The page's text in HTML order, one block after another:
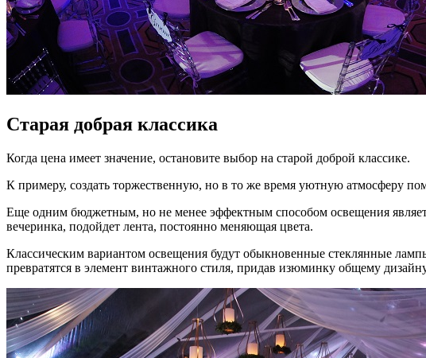
Старая добрая классика
Когда цена имеет значение, остановите выбор на старой доброй классике.
К примеру, создать торжественную, но в то же время уютную атмосферу
Еще одним бюджетным, но не менее эффектным способом освещения
вечеринка, подойдет лента, постоянно меняющая цвета.
Классическим вариантом освещения будут обыкновенные стеклянные
превратятся в элемент винтажного стиля, придав изюминку общему